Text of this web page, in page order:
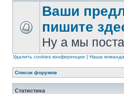
Ваши
пишите
Ну а мы
Удалить cookies конференции | Наша команда
Список форумов
Статистика